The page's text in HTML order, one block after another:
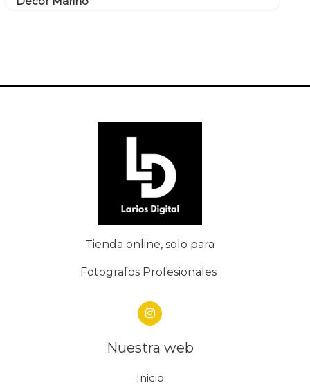
Tienda online, solo para
Fotografos Profesionales
Nuestra web
Inicio